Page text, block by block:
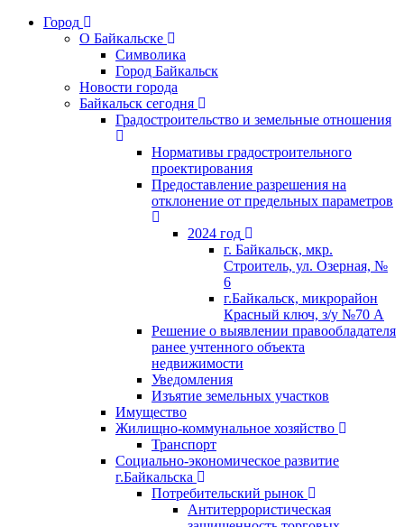
Город
О Байкальске
Символика
Город Байкальск
Новости города
Байкальск сегодня
Градостроительство и земельные отношения
Нормативы градостроительного
проектирования
Предоставление разрешения на
отклонение от предельных параметров
2024 год
г. Байкальск, мкр.
Строитель, ул. Озерная, №
6
г.Байкальск, микрорайон
Красный ключ, з/у №70 А
Решение о выявлении правообладателя
ранее учтенного объекта
недвижимости
Уведомления
Изъятие земельных участков
Имущество
Жилищно-коммунальное хозяйство
Транспорт
Социально-экономическое развитие
г.Байкальска
Потребительский рынок
Антитеррористическая